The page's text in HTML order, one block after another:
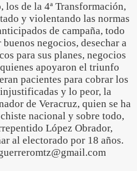
los de la 4ª Transformación,
y violentando las normas
de campaña, todo
negocios, desechar a
para sus planes, negocios
apoyaron el triunfo
pacientes para cobrar los
y lo peor, la
de Veracruz, quien se ha
nacional y sobre todo,
López Obrador,
al electorado por 18 años.